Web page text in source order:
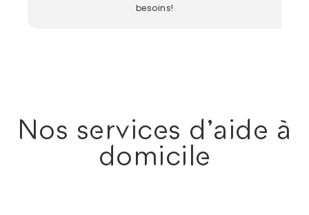
besoins!
Nos services d'aide à
domicile